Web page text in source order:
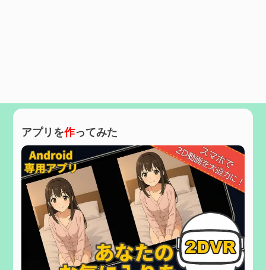
アプリを作ってみた